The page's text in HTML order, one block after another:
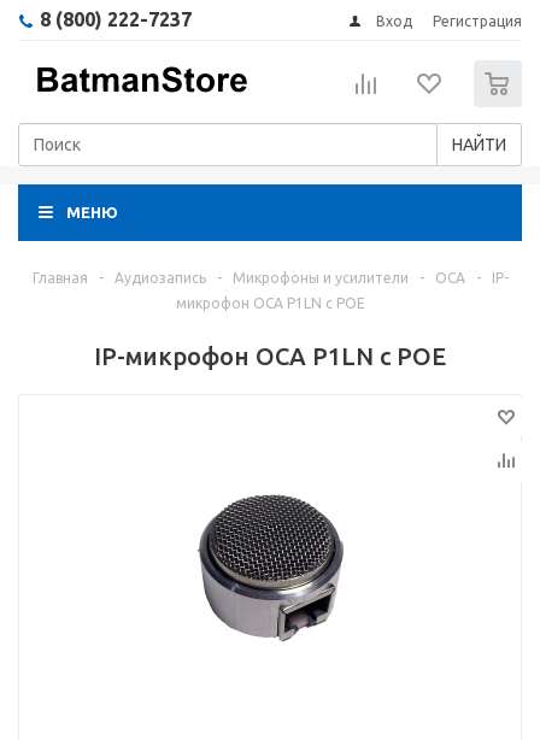
8 (800) 222-7237 Вход Регистрация
НАЙТИ
МЕНЮ
Главная - Аудиозапись - Микрофоны и усилители - ОСА -
IP-
микрофон ОСА P1LN с POE
IP-микрофон ОСА P1LN с POE